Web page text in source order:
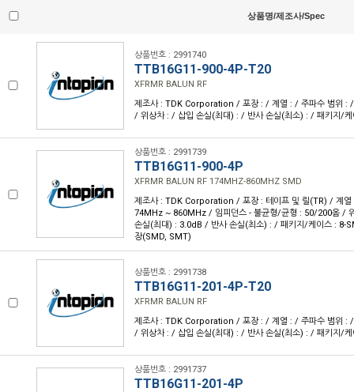
상품명/제조사/Spec
상품번호 : 2991740
TTB16G11-900-4P-T20
XFRMR BALUN RF
제조사 : TDK Corporation / 포장 : / 계열 : / 주파수 범위 : /
/ 위상차 : / 삽입 손실(최대) : / 반사 손실(최소) : / 패키지/
상품번호 : 2991739
TTB16G11-900-4P
XFRMR BALUN RF 174MHZ-860MHZ SMD
제조사 : TDK Corporation / 포장 : 테이프 및 릴(TR) / 계
74MHz ~ 860MHz / 임피던스 - 불균형/균형 : 50/200옴 /
손실(최대) : 3.0dB / 반사 손실(최소) : / 패키지/케이스 : 8-
장(SMD, SMT)
상품번호 : 2991738
TTB16G11-201-4P-T20
XFRMR BALUN RF
제조사 : TDK Corporation / 포장 : / 계열 : / 주파수 범위 : /
/ 위상차 : / 삽입 손실(최대) : / 반사 손실(최소) : / 패키지/
상품번호 : 2991737
TTB16G11-201-4P